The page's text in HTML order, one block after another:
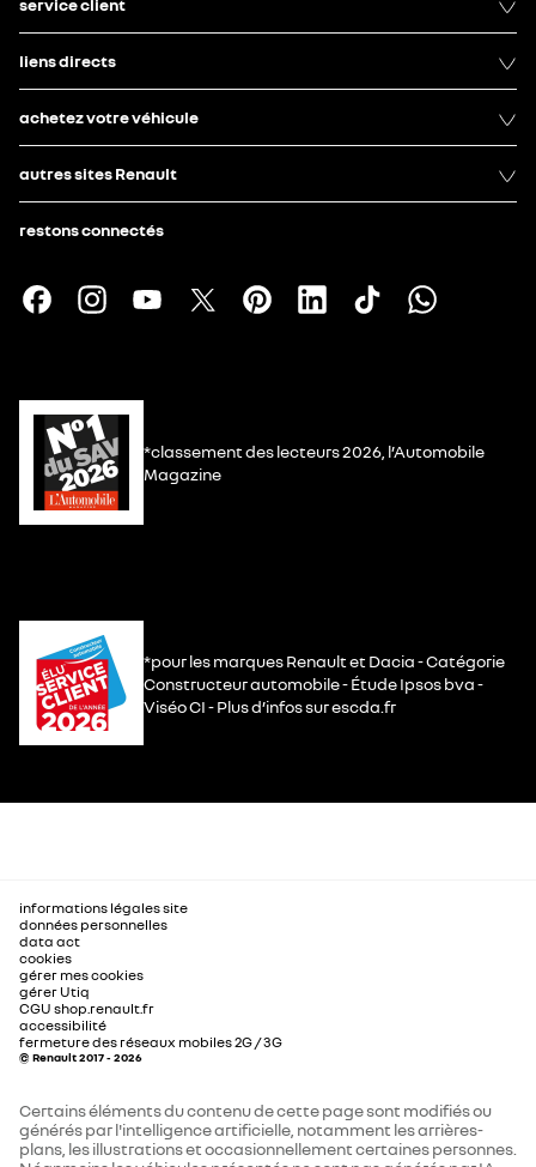
service client
liens directs
achetez votre véhicule
autres sites Renault
restons connectés
*classement des lecteurs 2026, l’Automobile
Magazine
*pour les marques Renault et Dacia - Catégorie
Constructeur automobile - Étude Ipsos bva -
Viséo CI - Plus d’infos sur escda.fr
informations légales site
données personnelles
data act
cookies
gérer mes cookies
gérer Utiq
CGU shop.renault.fr
accessibilité
fermeture des réseaux mobiles 2G / 3G
© Renault 2017 - 2026
Certains éléments du contenu de cette page sont modifiés ou
générés par l'intelligence artificielle, notamment les arrières-
plans, les illustrations et occasionnellement certaines personnes.